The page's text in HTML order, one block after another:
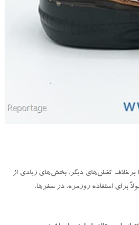
برخلاف کفش‌های دیگر، بخش‌های زیادی از
برای استفاده روزمره، در سفرها،